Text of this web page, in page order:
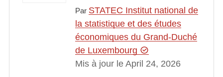
Par STATEC Institut national de
la statistique et des études
économiques du Grand-Duché
de Luxembourg
Mis à jour le April 24, 2026